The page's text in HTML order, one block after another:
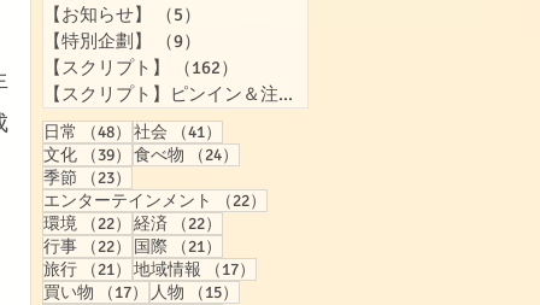
【お知らせ】
（5）
【特別企劃】
（9）
【スクリプト】
（162）
【スクリプト】ピンイン＆注音付き
日常 （48） 48件の記事
社会 （41）
文化
（39） 39件の記事
食べ物 （24）
季節
（23）
エンターテインメント
（22）
環境
（22） 22件の記事
経済 （22）
行事
（22） 22件の記事
国際 （21）
旅行
（21） 21件の記事
地域情報 （17）
買い物
（17） 17件の記事
人物 （15）